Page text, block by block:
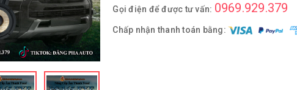
Gọi điện để được tư vấn: 0969.929.379
Chấp nhận thanh toán bằng: